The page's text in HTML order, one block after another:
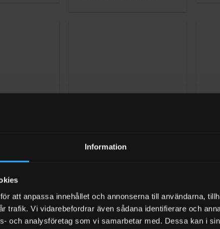
Information
att anpassa innehållet och annonserna till användarna,
trafik. Vi vidarebefordrar även sådana identifierare och
och analysföretag som vi samarbetar med. Dessa kan i
ADAPTER IBC KOPPLINGAR
Betygsatt
0
av
5
Exkl moms
I LAGER (1-3 ARBETSDAGAR)
0
av
5
149
I